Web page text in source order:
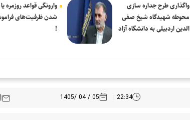
واگذاری طرح جداره سازی
محوطه شهیدگاه شیخ صفی
الدین اردبیلی به دانشگاه آزاد
وارونگی قواعد روزمره
شدن ظرفیت‌های
!
22:34
05 / 04 /1405